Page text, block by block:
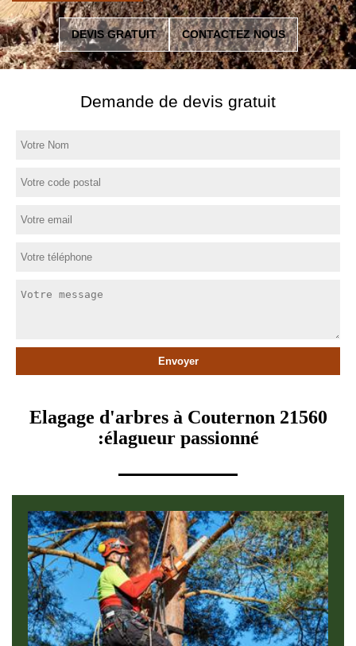
DEVIS GRATUIT CONTACTEZ NOUS
Demande de devis gratuit
Elagage d'arbres à Couternon 21560
:élagueur passionné